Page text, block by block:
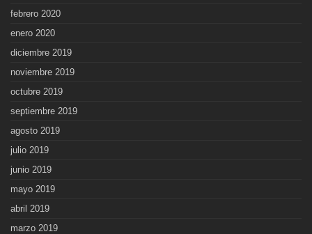
febrero 2020
enero 2020
diciembre 2019
noviembre 2019
octubre 2019
septiembre 2019
agosto 2019
julio 2019
junio 2019
mayo 2019
abril 2019
marzo 2019